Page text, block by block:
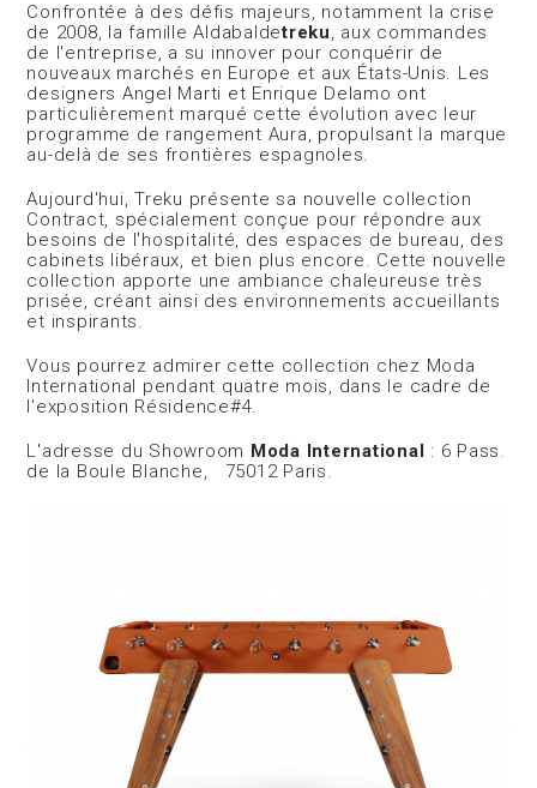
Confrontée à des défis majeurs, notamment la crise
de 2008, la famille Aldabaldetreku, aux commandes
de l'entreprise, a su innover pour conquérir de
nouveaux marchés en Europe et aux États-Unis. Les
designers Angel Marti et Enrique Delamo ont
particulièrement marqué cette évolution avec leur
programme de rangement Aura, propulsant la marque
au-delà de ses frontières espagnoles.
Aujourd'hui, Treku présente sa nouvelle collection
Contract, spécialement conçue pour répondre aux
besoins de l'hospitalité, des espaces de bureau, des
cabinets libéraux, et bien plus encore. Cette nouvelle
collection apporte une ambiance chaleureuse très
prisée, créant ainsi des environnements accueillants
et inspirants.
Vous pourrez admirer cette collection chez Moda
International pendant quatre mois, dans le cadre de
l'exposition Résidence#4.
L'adresse du Showroom Moda International : 6 Pass.
de la Boule Blanche, 75012 Paris.